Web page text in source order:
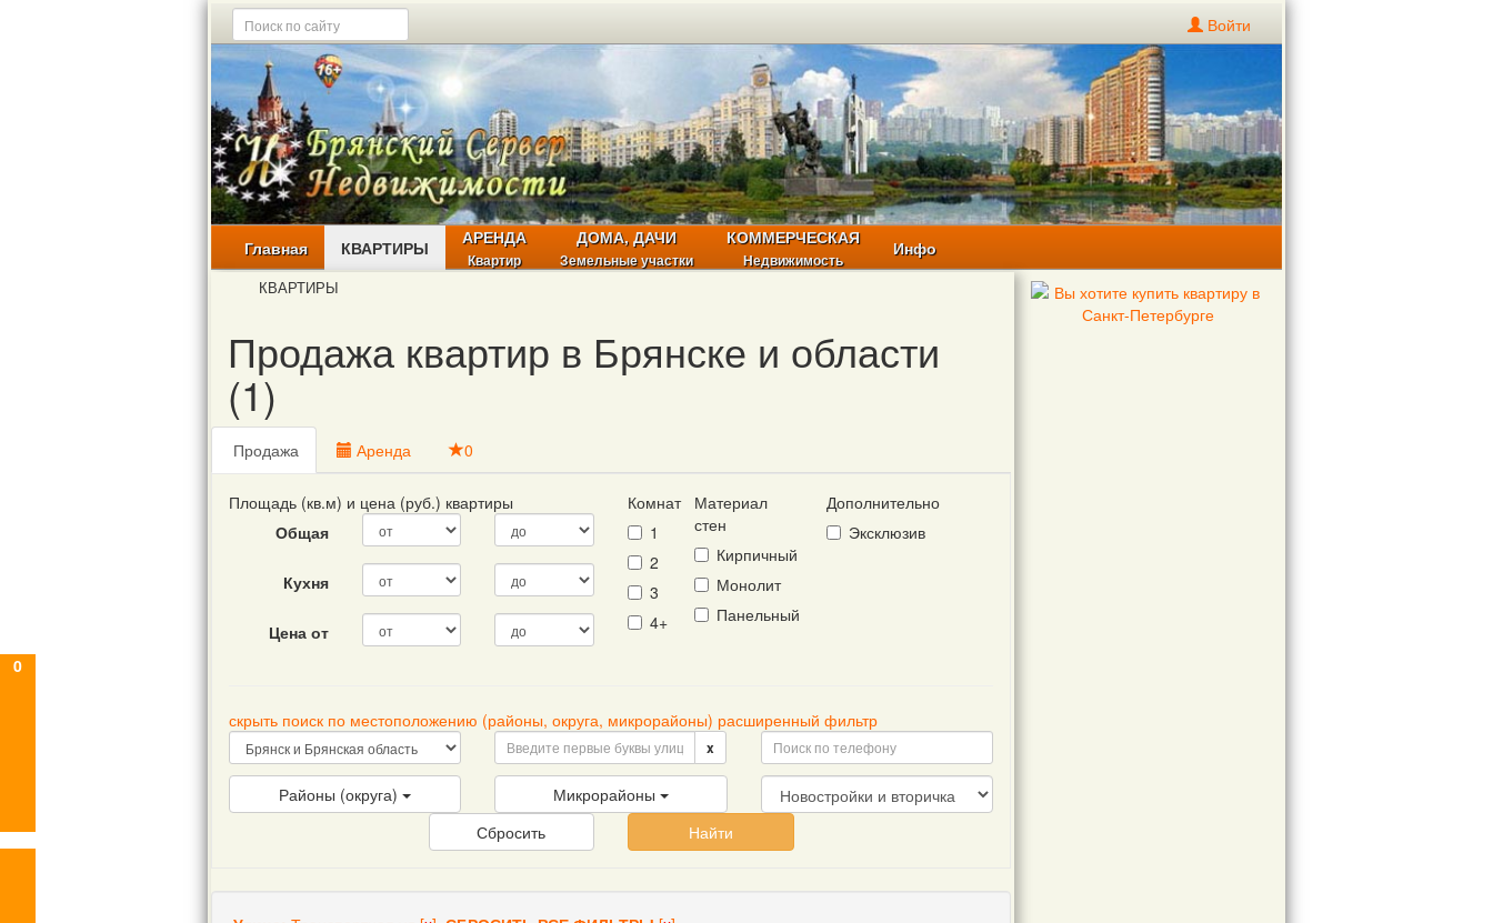
0
Войти
Главная КВАРТИРЫ АРЕНДА
Квартир
ДОМА, ДАЧИ
Земельные участки
КОММЕРЧЕСКАЯ
Недвижимость
Инфо
КВАРТИРЫ
Продажа квартир в Брянске и области
(1)
Продажа Аренда 0
Площадь (кв.м) и цена (руб.) квартиры
Общая
Кухня
Цена от
Комнат
1
2
3
4+
Материал
стен
Кирпичный
Монолит
Панельный
Дополнительно
Эксклюзив
скрыть поиск по местоположению (районы, округа, микрорайоны) расширенный фильтр
x
Районы (округа)
Микрорайоны
Найти
Сбросить